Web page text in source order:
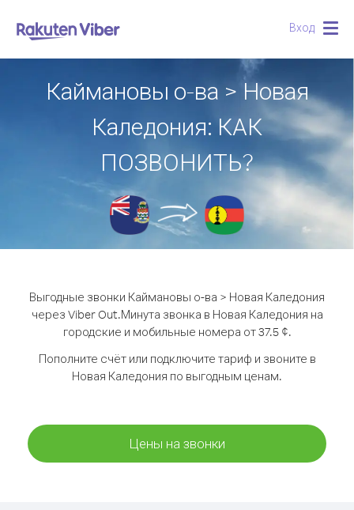
Вход
Каймановы о-ва > Новая
Каледония: КАК
ПОЗВОНИТЬ?
Выгодные звонки Каймановы о-ва > Новая Каледония
через Viber Out.Минута звонка в Новая Каледония на
городские и мобильные номера от 37.5 ¢.
Пополните счёт или подключите тариф и звоните в
Новая Каледония по выгодным ценам.
Цены на звонки